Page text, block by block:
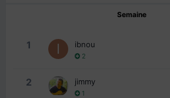
Semaine
1 ibnou
2
2 jimmy
1